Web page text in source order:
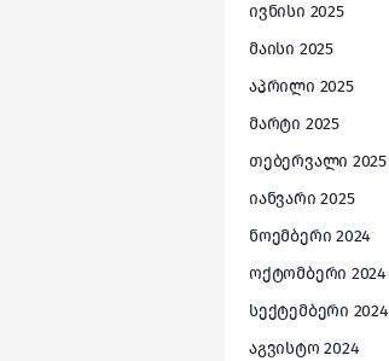
ივნისი 2025
მაისი 2025
აპრილი 2025
მარტი 2025
თებერვალი 2025
იანვარი 2025
ნოემბერი 2024
ოქტომბერი 2024
სექტემბერი 2024
აგვისტო 2024